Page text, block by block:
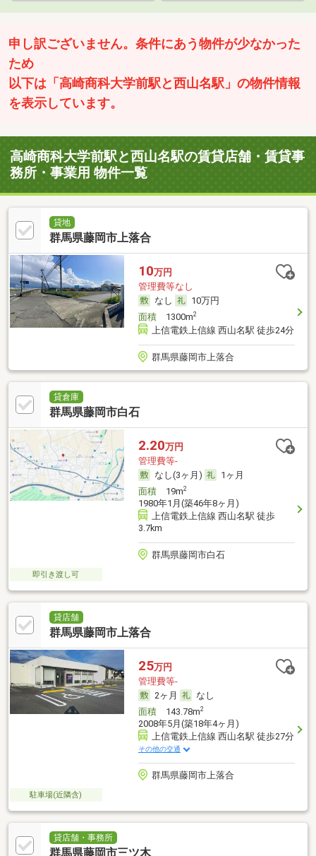
申し訳ございません。条件にあう物件が少なかった
ため
以下は「高崎商科大学前駅と西山名駅」の物件情報
を表示しています。
高崎商科大学前駅と西山名駅の賃貸店舗・賃貸事
務所・事業用 物件一覧
貸地
群馬県藤岡市上落合
10万円
管理費等なし
なし
10万円
面積1300m2
上信電鉄上信線 西山名駅 徒歩24分
群馬県藤岡市上落合
貸倉庫
群馬県藤岡市白石
2.20万円
管理費等-
なし(3ヶ月)
1ヶ月
面積19m2
1980年1月(築46年8ヶ月)
上信電鉄上信線 西山名駅 徒歩
3.7km
群馬県藤岡市白石
即引き渡し可
貸店舗
群馬県藤岡市上落合
25万円
管理費等-
2ヶ月
なし
面積143.78m2
2008年5月(築18年4ヶ月)
上信電鉄上信線 西山名駅 徒歩27分
その他の交通
群馬県藤岡市上落合
駐車場(近隣含)
貸店舗・事務所
群馬県藤岡市三ツ木